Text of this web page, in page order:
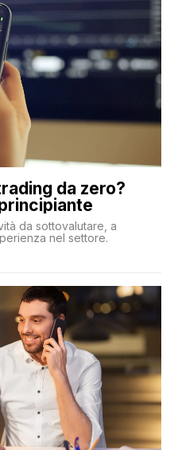
da zero?
da sottovalutare, a
nel settore.